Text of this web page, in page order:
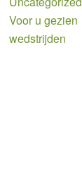
Voor u gezien
wedstrijden